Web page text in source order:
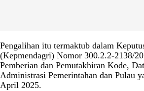
Pengalihan itu termaktub dalam
(Kepmendagri) Nomor 300.2.2-2138/
Pemberian dan Pemutakhiran Kode,
Administrasi Pemerintahan dan Pulau
April 2025.